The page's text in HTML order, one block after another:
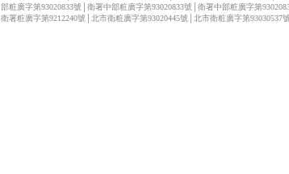
部粧廣字第93020833號│衛署中部粧廣字第93020833號│衛署中部粧廣字第
衛署粧廣字第9212240號│北市衛粧廣字第93020445號│北市衛粧廣字第93030537